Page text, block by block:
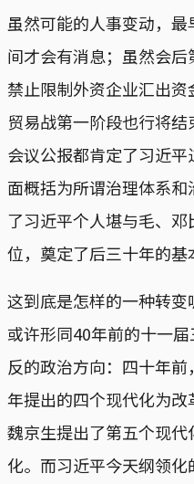
虽然可能的人事变动，
间才会有消息；虽然会
禁止限制外资企业汇出
贸易战第一阶段也行将
会议公报都肯定了习近
面概括为所谓治理体系
了习近平个人堪与毛、
位，奠定了后三十年的基
这到底是怎样的一种转变
或许形同40年前的十一
反的政治方向：四十年
年提出的四个现代化为改
魏京生提出了第五个现
化。而习近平今天纲领